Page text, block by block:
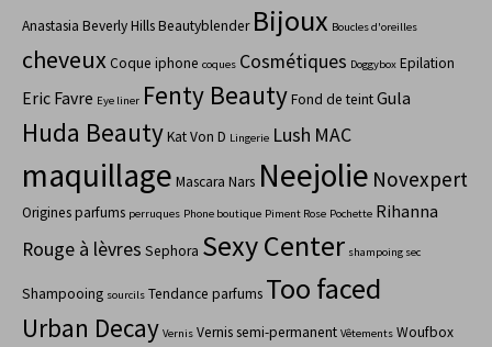
Anastasia Beverly HillsBeautyblender Bijoux Boucles d'oreilles
cheveuxCoque iphone coques Cosmétiques Doggybox Epilation
Eric Favre Eye liner Fenty BeautyFond de teintGula
Huda BeautyKat Von D Lingerie Lush MAC
maquillage Mascara Nars Neejolie Novexpert
Origines parfums perruques Phone boutique Piment Rose Pochette Rihanna
Rouge à lèvres Sephora Sexy Center shampoing sec
Shampooing sourcils Tendance parfums Too faced
Urban Decay Vernis Vernis semi-permanent Vêtements Woufbox